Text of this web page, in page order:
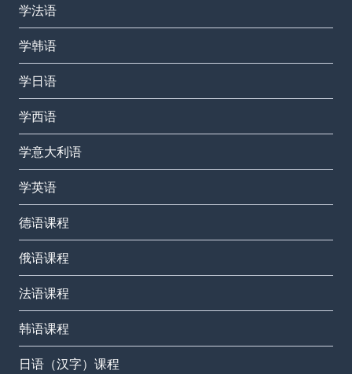
学法语
学韩语
学日语
学西语
学意大利语
学英语
德语课程
俄语课程
法语课程
韩语课程
日语（汉字）课程